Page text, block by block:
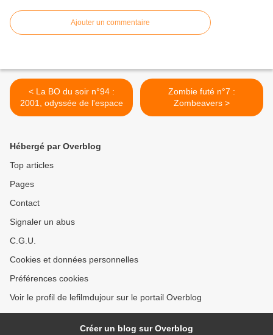
Ajouter un commentaire
< La BO du soir n°94 :
2001, odyssée de l'espace
Zombie futé n°7 :
Zombeavers >
Hébergé par Overblog
Top articles
Pages
Contact
Signaler un abus
C.G.U.
Cookies et données personnelles
Préférences cookies
Voir le profil de lefilmdujour sur le portail Overblog
Créer un blog sur Overblog